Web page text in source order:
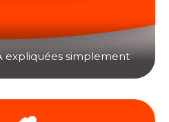
expliquées simplement